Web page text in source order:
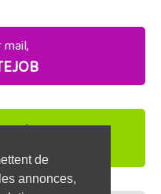
de
annonces,